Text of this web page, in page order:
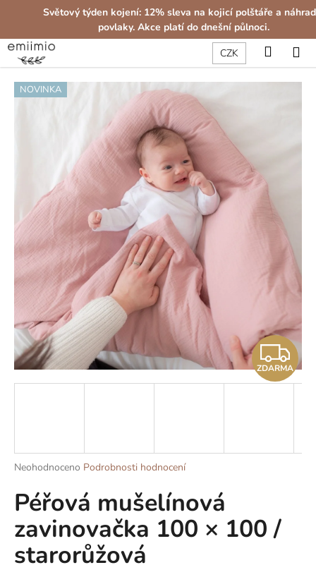
Světový týden kojení: 12% sleva na kojicí polštáře a
povlaky. Akce platí do dnešní půlnoci.
CZK
Hledat
Průměrné
produktu
je
z
hvězdiček.
Neohodnoceno Podrobnosti hodnocení
Péřová mušelínová
zavinovačka 100 × 100 /
starorůžová
NOVINKA
Z
D
ZDARMA
š
í
C
o
u
j
e
t
n
a
j
í
t
D
o